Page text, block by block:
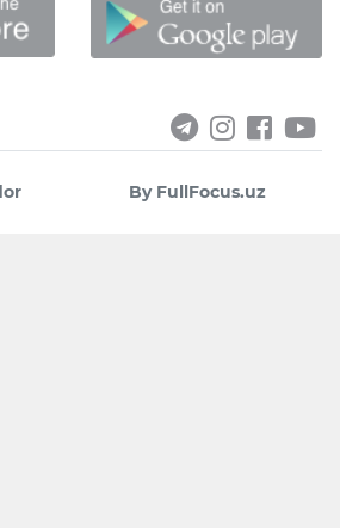
By FullFocus.uz